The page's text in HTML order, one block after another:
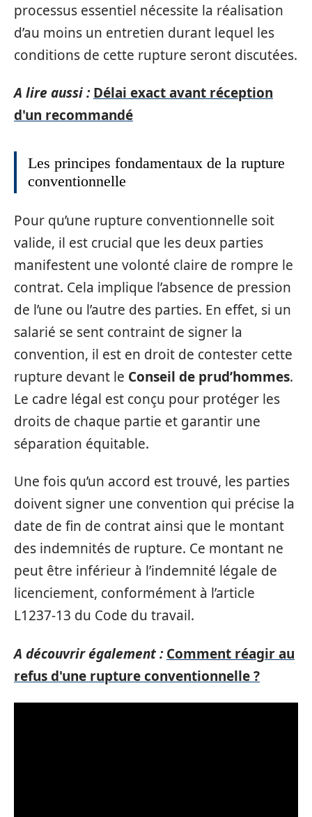
processus essentiel nécessite la réalisation
d’au moins un entretien durant lequel les
conditions de cette rupture seront discutées.
A lire aussi : Délai exact avant réception
d'un recommandé
Les principes fondamentaux de la rupture
conventionnelle
Pour qu’une rupture conventionnelle soit
valide, il est crucial que les deux parties
manifestent une volonté claire de rompre le
contrat. Cela implique l’absence de pression
de l’une ou l’autre des parties. En effet, si un
salarié se sent contraint de signer la
convention, il est en droit de contester cette
rupture devant le Conseil de prud’hommes.
Le cadre légal est conçu pour protéger les
droits de chaque partie et garantir une
séparation équitable.
Une fois qu’un accord est trouvé, les parties
doivent signer une convention qui précise la
date de fin de contrat ainsi que le montant
des indemnités de rupture. Ce montant ne
peut être inférieur à l’indemnité légale de
licenciement, conformément à l’article
L1237-13 du Code du travail.
A découvrir également : Comment réagir au
refus d'une rupture conventionnelle ?